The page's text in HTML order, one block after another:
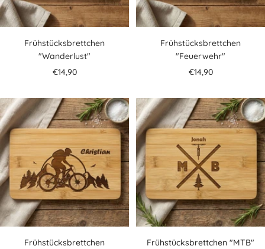
Frühstücksbrettchen
"Wanderlust"
Angebotspreis
€14,90
Frühstücksbrettchen
"Feuerwehr"
Angebotspreis
€14,90
Frühstücksbrettchen
Frühstücksbrettchen "MTB"